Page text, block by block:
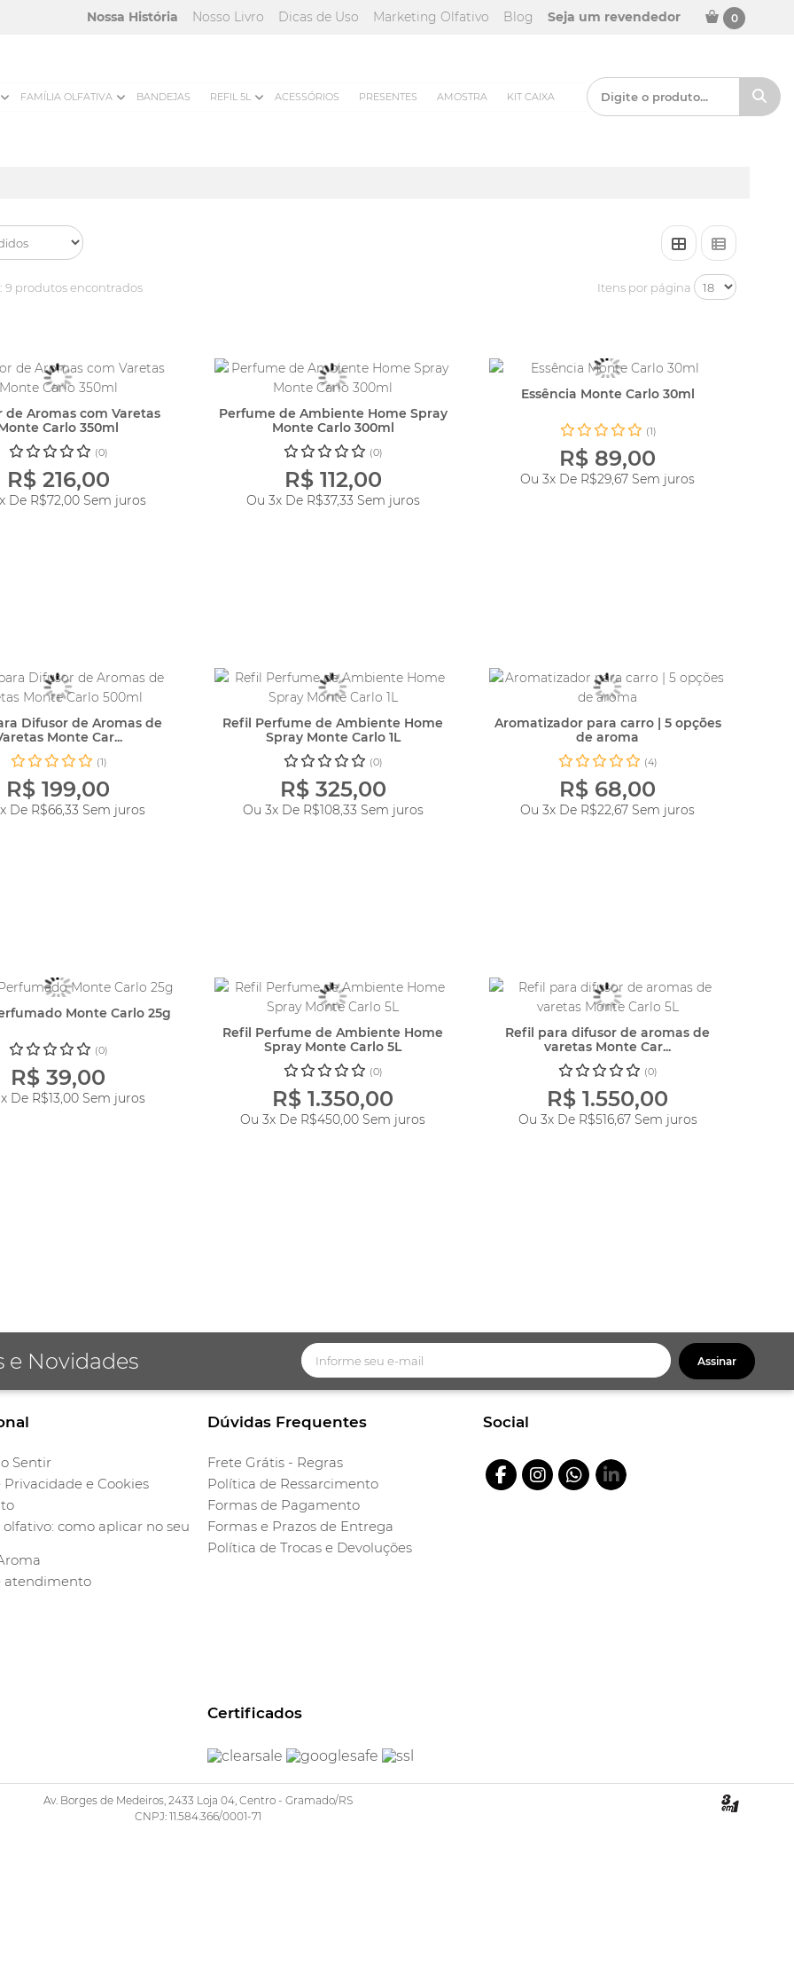
0
Nossa História Nosso Livro Dicas de Uso Marketing Olfativo Blog Seja um revendedor
FAMÍLIA OLFATIVA BANDEJAS REFIL 5L ACESSÓRIOS PRESENTES AMOSTRA KIT CAIXA
9 produtos encontrados Itens por página
de Aromas com Varetas
Carlo 350ml
(0)
R$ 216,00
De R$72,00 Sem juros
Perfume de Ambiente Home Spray
Monte Carlo 300ml
(0)
R$ 112,00
Ou 3x De R$37,33 Sem juros
Essência Monte Carlo 30ml
(1)
R$ 89,00
Ou 3x De R$29,67 Sem juros
Difusor de Aromas de
Monte Car...
(1)
R$ 199,00
De R$66,33 Sem juros
Refil Perfume de Ambiente Home
Spray Monte Carlo 1L
(0)
R$ 325,00
Ou 3x De R$108,33 Sem juros
Aromatizador para carro | 5 opções
de aroma
(4)
R$ 68,00
Ou 3x De R$22,67 Sem juros
Monte Carlo 25g
(0)
R$ 39,00
De R$13,00Sem juros
Refil Perfume de Ambiente Home
Spray Monte Carlo 5L
(0)
R$ 1.350,00
Ou 3x De R$450,00 Sem juros
Refil para difusor de aromas de
varetas Monte Car...
(0)
R$ 1.550,00
Ou 3x De R$516,67Sem juros
e Novidades Assinar
Sentir
e Cookies
como aplicar no seu
atendimento
Dúvidas Frequentes
Frete Grátis - Regras
Política de Ressarcimento
Formas de Pagamento
Formas e Prazos de Entrega
Política de Trocas e Devoluções
Social
Certificados
Av. Borges de Medeiros, 2433 Loja 04, Centro - Gramado/RS
CNPJ: 11.584.366/0001-71